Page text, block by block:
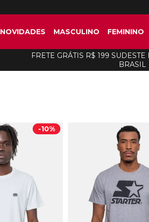
NOVIDADES MASCULINO FEMININO
FRETE GRÁTIS R$ 199
BRASIL
-10%